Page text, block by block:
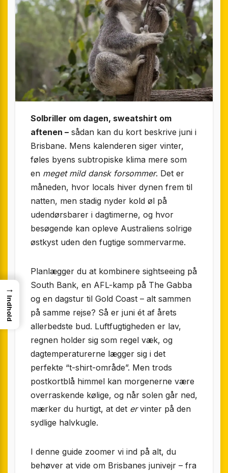
Solbriller om dagen, sweatshirt om
aftenen – sådan kan du kort beskrive juni i
Brisbane. Mens kalenderen siger vinter,
føles byens subtropiske klima mere som
en meget mild dansk forsommer. Det er
måneden, hvor locals hiver dynen frem til
natten, men stadig nyder kold øl på
udendørsbarer i dagtimerne, og hvor
besøgende kan opleve Australiens solrige
østkyst uden den fugtige sommervarme.
Planlægger du at kombinere sightseeing på
South Bank, en AFL-kamp på The Gabba
og en dagstur til Gold Coast – alt sammen
på samme rejse? Så er juni ét af årets
allerbedste bud. Luftfugtigheden er lav,
regnen holder sig som regel væk, og
dagtemperaturerne lægger sig i det
perfekte “t-shirt-område”. Men trods
postkortblå himmel kan morgenerne være
overraskende kølige, og når solen går ned,
mærker du hurtigt, at det ervinter på den
sydlige halvkugle.
I denne guide zoomer vi ind på alt, du
behøver at vide om Brisbanes junivejr – fra
→
Indhold